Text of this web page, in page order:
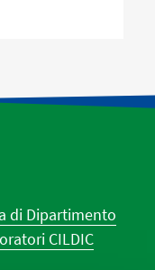
di Dipartimento
CILDIC